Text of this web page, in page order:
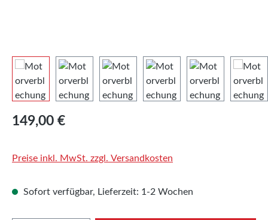
Regulärer Preis:
149,00 €
Preise inkl. MwSt. zzgl. Versandkosten
Sofort verfügbar, Lieferzeit: 1-2 Wochen